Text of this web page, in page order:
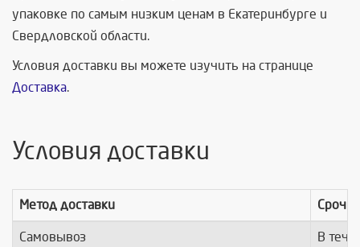
упаковке по самым низким ценам в Екатеринбурге и
Свердловской области.
Условия доставки вы можете изучить на странице
Доставка.
Условия доставки
Метод доставки
Самовывоз В